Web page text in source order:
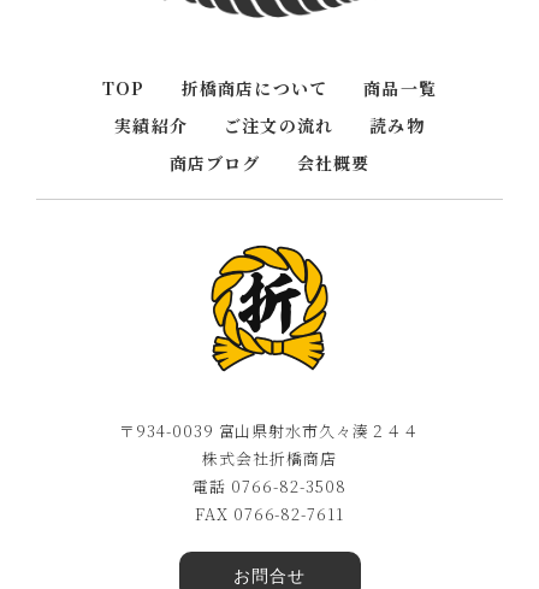
TOP 折橋商店について
商品一覧
実績紹介
ご注文の流れ
読み物
商店ブログ
会社概要
〒934-0039 富山県射水市久々湊２４４
株式会社折橋商店
電話 0766-82-3508
FAX 0766-82-7611
お問合せ